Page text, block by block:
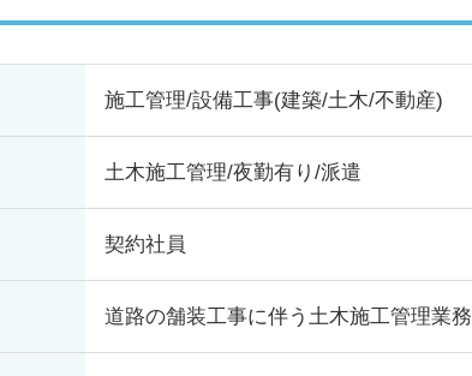
施工管理/設備工事(建築/土木/不動産)
土木施工管理/夜勤有り/派遣
契約社員
道路の舗装工事に伴う土木施工管理業務